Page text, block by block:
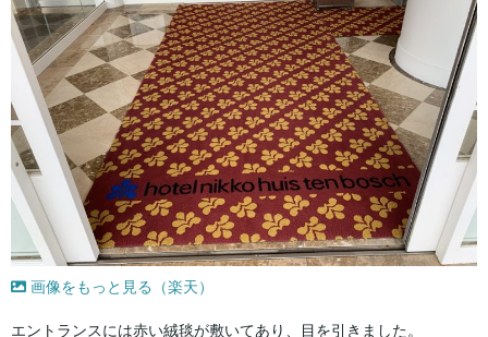
画像をもっと見る（楽天）
エントランスには赤い絨毯が敷いてあり、目を引きました。